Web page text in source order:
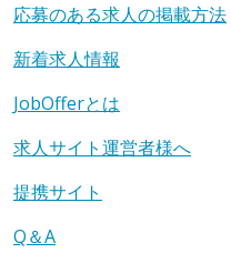
応募のある求人の掲載方法
新着求人情報
JobOfferとは
求人サイト運営者様へ
提携サイト
Q＆A